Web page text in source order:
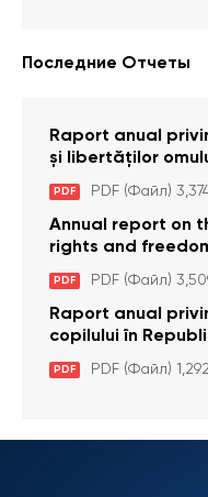
Последние Отчеты
Raport anual
și libertăților
anul 2023
PDF PDF (Файл)
Annual report on
rights and
Moldova in 2023
PDF PDF (Файл)
Raport anual
copilului în
PDF PDF (Файл)